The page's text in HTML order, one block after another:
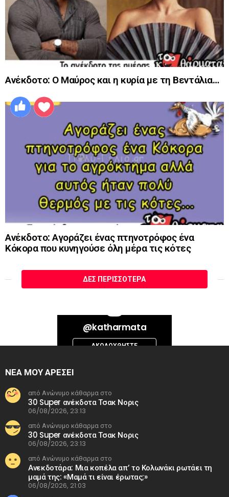
Ανέκδοτο: Ο Μαύρος και η κυρία με τη Βεντάλια…
Ανέκδοτο: Αγοράζει ένας πτηνοτρόφος ένα
Κόκορα που κυνηγούσε όλη μέρα τις κότες
ΔΕΣ ΠΕΡΙΣΣΌΤΕΡΑ
Thursday, 06-Aug-26 13:14:09 PDT. The current time is Thursday, 06-
@katharmata
ΑΚΟΛΟΥΘΉΣΤΕ
ΝΕΑ ΜΟΥ ΑΡΕΣΕΙ
από Ανώνυμο κάθαρμα στο
30 Super ανέκδοτα Τσακ Νορις
06/08/2026, 23:13
από Ανώνυμο κάθαρμα στο
30 Super ανέκδοτα Τσακ Νορις
06/08/2026, 23:13
από Ανώνυμο κάθαρμα στο
Ανεκδοτάρα: Μια κοπέλα απ’ το Κολωνάκι ρωτάει τη
μαμά της: «Μαμά τι είναι έρωτας;»
06/08/2026, 21:03